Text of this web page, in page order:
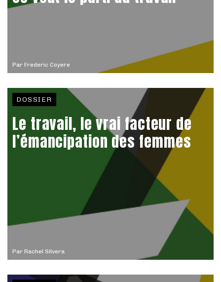
Par Frederic Coyere
Par Rachel Silvera
DOSSIER
Le travail, le vrai facteur de
l’émancipation des femmes